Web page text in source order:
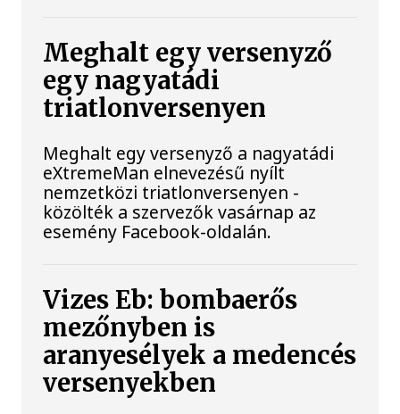
Meghalt egy versenyző
egy nagyatádi
triatlonversenyen
Meghalt egy versenyző a nagyatádi
eXtremeMan elnevezésű nyílt
nemzetközi triatlonversenyen -
közölték a szervezők vasárnap az
esemény Facebook-oldalán.
Vizes Eb: bombaerős
mezőnyben is
aranyesélyek a medencés
versenyekben